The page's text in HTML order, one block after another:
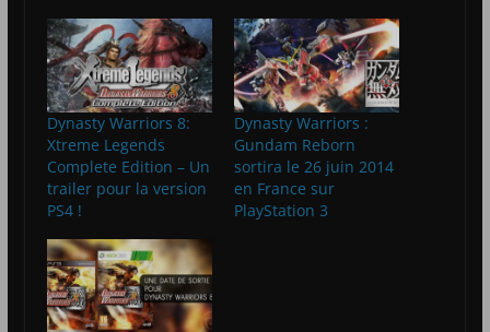
Dynasty Warriors 8:
Xtreme Legends
Complete Edition – Un
trailer pour la version
PS4 !
Dynasty Warriors :
Gundam Reborn
sortira le 26 juin 2014
en France sur
PlayStation 3